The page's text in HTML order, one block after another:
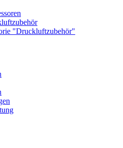
"Druckluftzubehör"